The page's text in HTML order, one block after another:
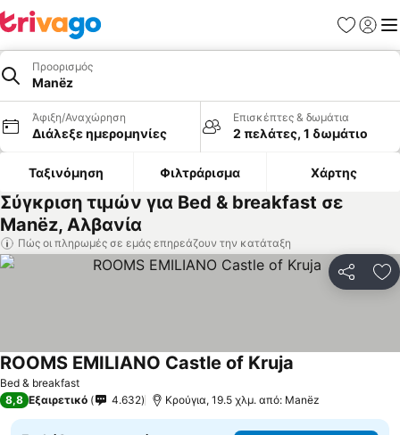
Προορισμός
Manëz
Άφιξη/Αναχώρηση
Διάλεξε ημερομηνίες
Επισκέπτες & δωμάτια
2 πελάτες, 1 δωμάτιο
Ταξινόμηση Φιλτράρισμα Χάρτης
Σύγκριση τιμών για Bed & breakfast σε
Manëz, Αλβανία
Πώς οι πληρωμές σε εμάς επηρεάζουν την κατάταξη
Bed & breakfast
ROOMS EMILIANO Castle of Kruja
8,8 Εξαιρετικό 4.632 Κρούγια, 19.5 χλμ. από: Manëz